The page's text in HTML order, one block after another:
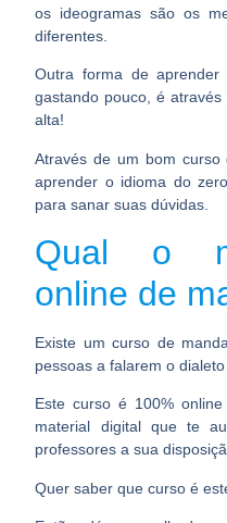
os ideogramas são os
diferentes.
Outra forma de
gastando pouco, é
alta!
Através de um bom
aprender o idioma do
para sanar suas dúvidas.
Qual o
online de
Existe umcurso de
pessoas a falarem o
Este curso é 100%
material digital que te
professores a sua
Quer saber que curso é